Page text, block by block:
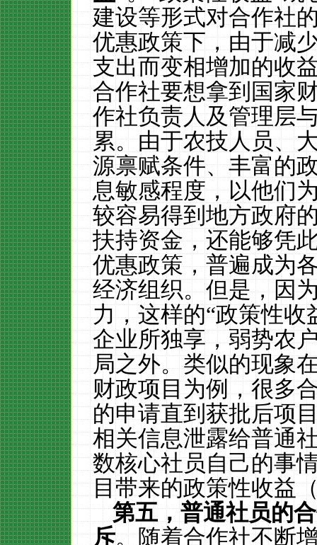
建设等形式对合作社
优惠政策下，由于减
支出而变相增加的收
合作社要想拿到国家
作社负责人及管理层
累。由于农技人员、
源禀赋条件、丰富的
息敏感程度，以他们
较容易得到地方政府
扶持资金，还能够凭
优惠政策，普遍成为
经济组织。但是，因
力，这样的“政策性收
企业所独享，弱势农
局之外。类似的现象
财政项目为例，很多
的申请直到获批后项
相关信息泄露给普通
数核心社员自己的事
目带来的政策性收益
第五，普通社员的
斥。随着合作社不断